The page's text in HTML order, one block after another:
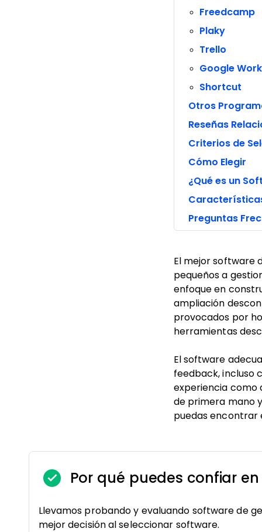
Freedcamp
Plaky
Trello
Google
Shortcut
Otros
Reseñas
Criterios de
Cómo Elegir
¿Qué es un
Preguntas
El mejor software
pequeños a
enfoque en
ampliación
provocados por
herramientas
El software
feedback, incluso
experiencia como
de primera mano
puedas encontrar
Por qué puedes confiar
Llevamos probando y evaluando software de
mejor decisión al seleccionar software.